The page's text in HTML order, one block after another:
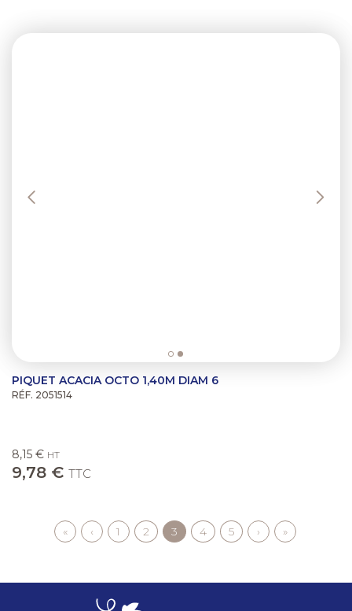
PIQUET ACACIA OCTO 1,40M DIAM 6
RÉF. 2051514
8,15 € HT
9,78 € TTC
Pagination
Première
page
« Page
précédente
‹ Page
1 Page
2 Page
courante
3 Page
4 Page
5 Page
suivante
› Dernière
page
»